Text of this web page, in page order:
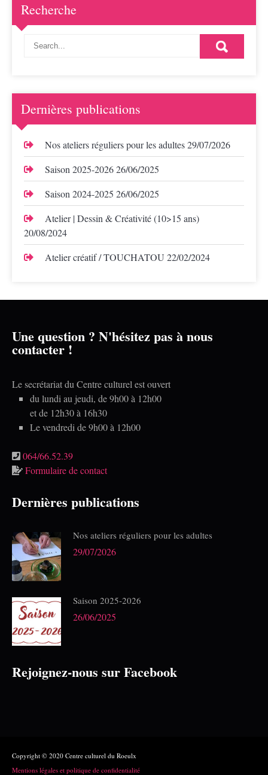
Recherche
Dernières publications
Nos ateliers réguliers pour les adultes29/07/2026
Saison 2025-202626/06/2025
Saison 2024-2025 26/06/2025
Atelier | Dessin & Créativité (10>15 ans)
20/08/2024
Atelier créatif / TOUCHATOU 22/02/2024
Une question ? N'hésitez pas à nous
contacter !
Le secrétariat du Centre culturel est ouvert
du lundi au jeudi, de 9h00 à 12h00
et de 12h30 à 16h30
Le vendredi de 9h00 à 12h00
064/66.52.39
Formulaire de contact
Dernières publications
Nos ateliers réguliers pour les adultes
29/07/2026
Saison 2025-2026
26/06/2025
Rejoignez-nous sur Facebook
Copyright © 2020 Centre culturel du Roeulx
Mentions légales et politique de confidentialité